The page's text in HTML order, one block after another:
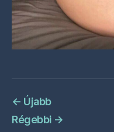
← Újabb
Régebbi →